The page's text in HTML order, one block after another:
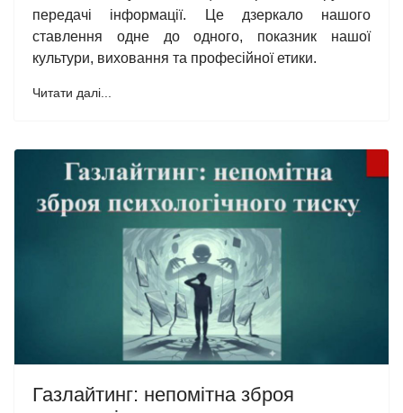
передачі інформації. Це дзеркало нашого
ставлення одне до одного, показник нашої
культури, виховання та професійної етики.
Читати далі...
Газлайтинг: непомітна зброя